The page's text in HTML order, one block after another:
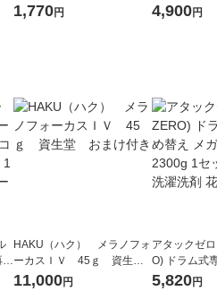
ライス カップご飯 詰め合わ
1,770円
コ [常備用・
4,900円
HAKU（ハク） メラノフォ
ーカスＩＶ 45ｇ 資生
堂 おまけ付き
11,000円
アタックゼ
O) ドラム式
ガジャンボ
5,820円